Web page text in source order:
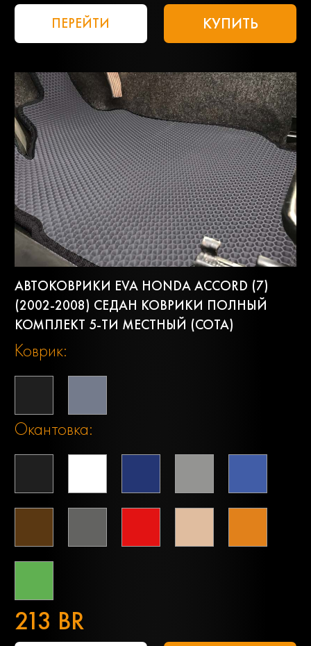
ПЕРЕЙТИ КУПИТЬ
АВТОКОВРИКИ EVA HONDA ACCORD (7)
(2002-2008) СЕДАН КОВРИКИ ПОЛНЫЙ
КОМПЛЕКТ 5-ТИ МЕСТНЫЙ (СОТА)
Коврик:
Окантовка:
213 BR